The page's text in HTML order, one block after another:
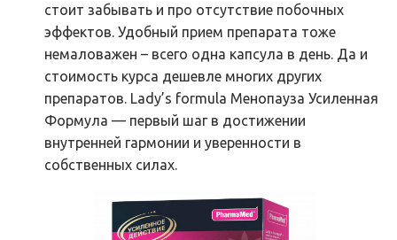
стоит забывать и про отсутствие побочных
эффектов. Удобный прием препарата тоже
немаловажен – всего одна капсула в день. Да и
стоимость курса дешевле многих других
препаратов. Lady’s formula Менопауза Усиленная
Формула — первый шаг в достижении
внутренней гармонии и уверенности в
собственных силах.